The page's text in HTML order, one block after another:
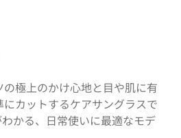
極上のかけ心地と目や肌に有
カットするケアサングラスで
かる、日常使いに最適なモデ